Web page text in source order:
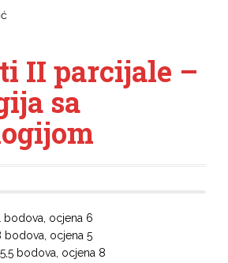
II parcijale –
sa
bodova, ocjena 6
bodova, ocjena 5
bodova, ocjena 8